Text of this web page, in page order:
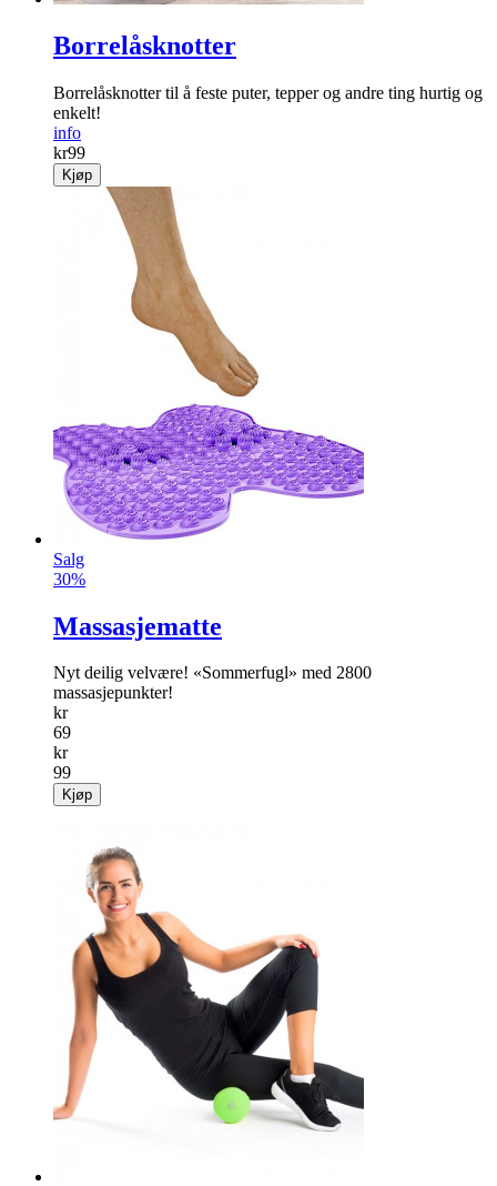
Borrelåsknotter
Borrelåsknotter til å feste puter, tepper og andre ting hurtig og
enkelt!
info
kr99
Kjøp
Salg
30%
Massasjematte
Nyt deilig velvære! «Sommerfugl» med 2800
massasjepunkter!
kr
69
kr
99
Kjøp